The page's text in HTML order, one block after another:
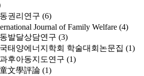
권리연구 (6)
Journal of Family Welfare (4)
발달상담연구 (3)
태양에너지학회 학술대회논문집 (1)
후아동지도연구 (1)
文學評論 (1)